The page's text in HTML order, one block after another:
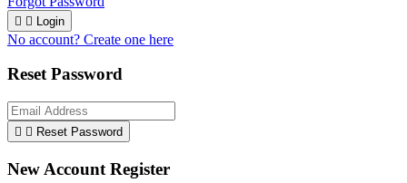
  Login
No account? Create one here
Reset Password
  Reset Password
New Account Register